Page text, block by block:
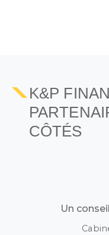
K&P
CÔTÉS
Un